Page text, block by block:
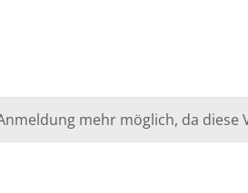
mehr möglich, da